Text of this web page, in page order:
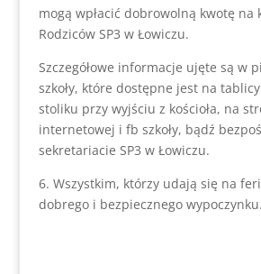
mogą wpłacić dobrowolną kwotę na
Rodziców SP3 w Łowiczu.
Szczegółowe informacje ujęte są w
szkoły, które dostępne jest na tablicy
stoliku przy wyjściu z kościoła, na
internetowej i fb szkoły, bądź
sekretariacie SP3 w Łowiczu.
6. Wszystkim, którzy udają się na
dobrego i bezpiecznego wypoczynku.